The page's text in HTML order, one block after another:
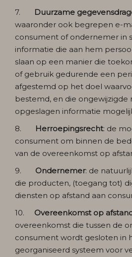
7.
Duurzame
waaronder ook begrepen e-
consument of ondernemer in
informatie die aan hem
slaan op een manier die
of gebruik gedurende een
afgestemd op het doel
bestemd, en die ongewijzigde
opgeslagen informatie
8.
Herroepingsrecht: de
consument om binnen de
van de overeenkomst op
9. Ondernemer: de
die producten, (toegang tot)
diensten op afstand aan
10. Overeenkomst op
overeenkomst die tussen de
consument wordt gesloten in
georganiseerd systeem voor